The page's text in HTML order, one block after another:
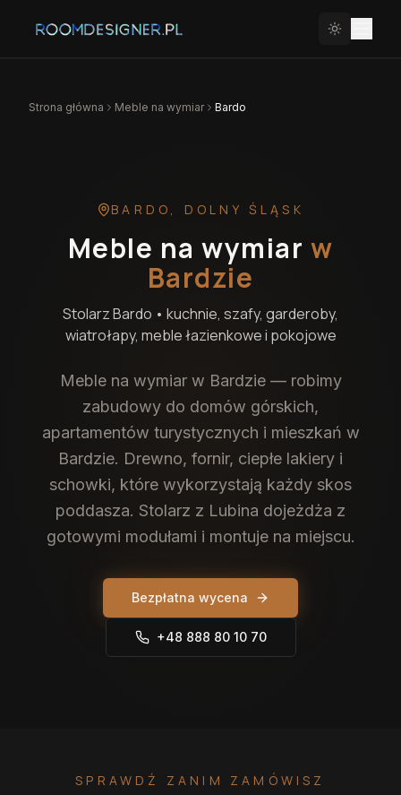
Strona główna Meble na wymiar Bardo
BARDO , DOLNY ŚLĄSK
Meble na wymiar w
Bardzie
StolarzBardo • kuchnie, szafy, garderoby,
wiatrołapy, meble łazienkowe i pokojowe
Meble na wymiar w Bardzie — robimy
zabudowy do domów górskich,
apartamentów turystycznych i mieszkań w
Bardzie. Drewno, fornir, ciepłe lakiery i
schowki, które wykorzystają każdy skos
poddasza. Stolarz z Lubina dojeżdża z
gotowymi modułami i montuje na miejscu.
Bezpłatna wycena
+48 888 80 10 70
SPRAWDŹ ZANIM ZAMÓWISZ